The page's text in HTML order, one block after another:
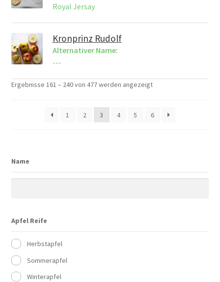
Royal Jersay
Kronprinz Rudolf
Alternativer Name:
---
Ergebnisse 161 – 240 von 477 werden angezeigt
1 2 3 4 5 6
Name
Apfel Reife
Herbstapfel
Sommerapfel
Winterapfel